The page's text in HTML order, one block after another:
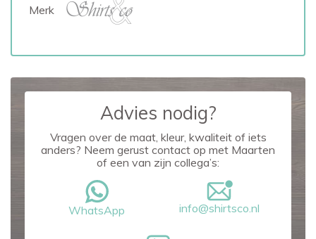
Merk
Advies nodig?
Vragen over de maat, kleur, kwaliteit of iets
anders? Neem gerust contact op met Maarten
of een van zijn collega’s:
WhatsApp info@shirtsco.nl